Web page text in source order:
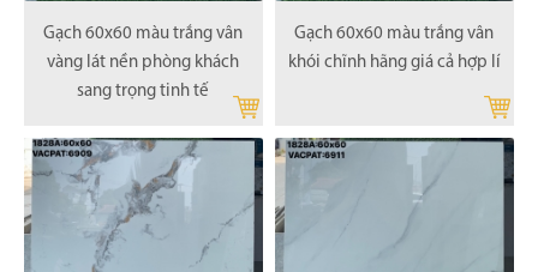
Gạch 60x60 màu trắng vân
vàng lát nền phòng khách
sang trọng tinh tế
Gạch 60x60 màu trắng vân
khói chĩnh hãng giá cả hợp lí